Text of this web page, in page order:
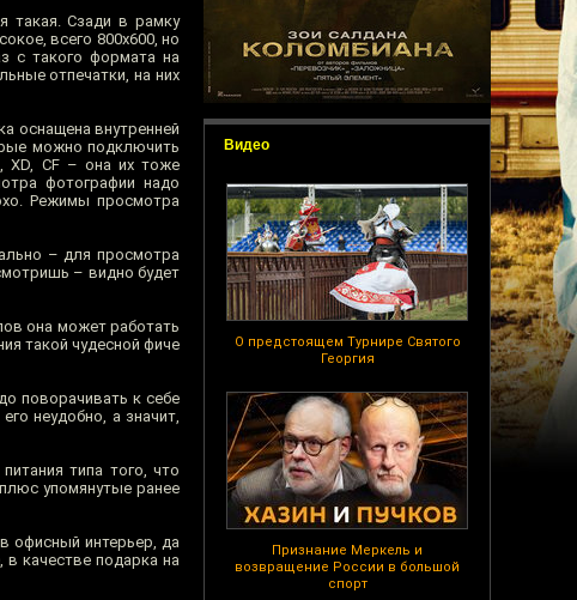
Видео
О предстоящем Турнире Святого
Георгия
Признание Меркель и
возвращение России в большой
спорт
такая. Сзади в рамку
всего 800х600, но
с такого формата на
отпечатки, на них
оснащена внутренней
можно подключить
XD, CF – она их тоже
фотографии надо
Режимы просмотра
– для просмотра
– видно будет
она может работать
такой чудесной фиче
поворачивать к себе
неудобно, а значит,
типа того, что
упомянутые ранее
офисный интерьер, да
качестве подарка на